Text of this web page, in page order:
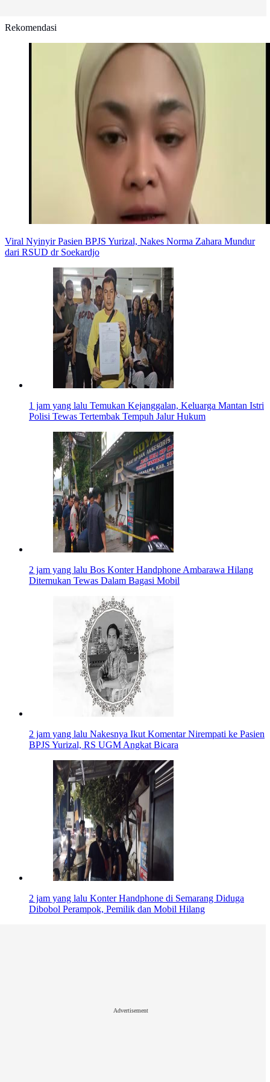
Rekomendasi
Viral Nyinyir Pasien BPJS Yurizal, Nakes Norma Zahara Mundur
dari RSUD dr Soekardjo
1 jam yang lalu Temukan Kejanggalan, Keluarga Mantan Istri
Polisi Tewas Tertembak Tempuh Jalur Hukum
2 jam yang lalu Bos Konter Handphone Ambarawa Hilang
Ditemukan Tewas Dalam Bagasi Mobil
2 jam yang lalu Nakesnya Ikut Komentar Nirempati ke Pasien
BPJS Yurizal, RS UGM Angkat Bicara
2 jam yang lalu Konter Handphone di Semarang Diduga
Dibobol Perampok, Pemilik dan Mobil Hilang
Advertisement